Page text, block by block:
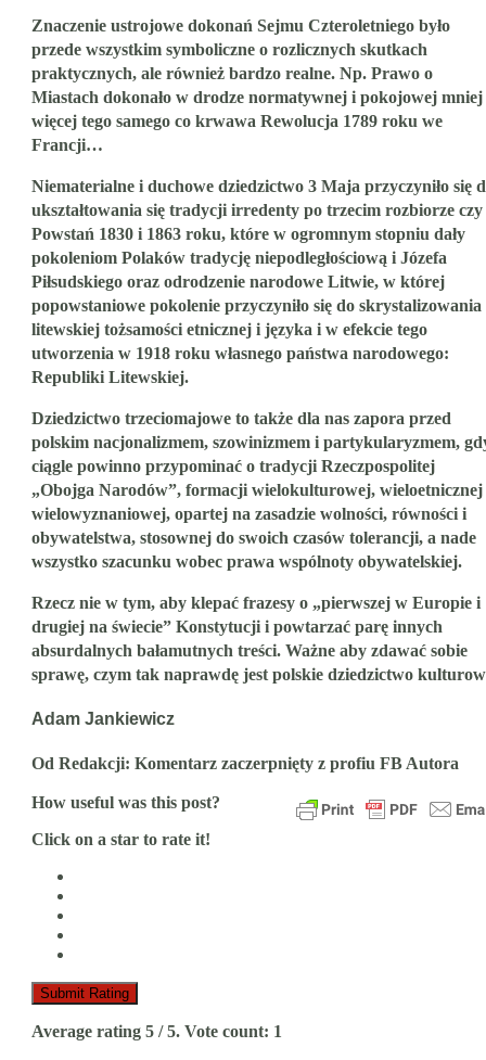
Znaczenie ustrojowe dokonań Sejmu Czteroletniego było
przede wszystkim symboliczne o rozlicznych skutkach
praktycznych, ale również bardzo realne. Np. Prawo o
Miastach dokonało w drodze normatywnej i pokojowej mniej
więcej tego samego co krwawa Rewolucja 1789 roku we
Francji…
Niematerialne i duchowe dziedzictwo 3 Maja przyczyniło się
ukształtowania się tradycji irredenty po trzecim rozbiorze czy
Powstań 1830 i 1863 roku, które w ogromnym stopniu dały
pokoleniom Polaków tradycję niepodległościową i Józefa
Piłsudskiego oraz odrodzenie narodowe Litwie, w której
popowstaniowe pokolenie przyczyniło się do skrystalizowania
litewskiej tożsamości etnicznej i języka i w efekcie tego
utworzenia w 1918 roku własnego państwa narodowego:
Republiki Litewskiej.
Dziedzictwo trzeciomajowe to także dla nas zapora przed
polskim nacjonalizmem, szowinizmem i partykularyzmem,
ciągle powinno przypominać o tradycji Rzeczpospolitej
„Obojga Narodów”, formacji wielokulturowej, wieloetnicznej
wielowyznaniowej, opartej na zasadzie wolności, równości i
obywatelstwa, stosownej do swoich czasów tolerancji, a nade
wszystko szacunku wobec prawa wspólnoty obywatelskiej.
Rzecz nie w tym, aby klepać frazesy o „pierwszej w Europie i
drugiej na świecie” Konstytucji i powtarzać parę innych
absurdalnych bałamutnych treści. Ważne aby zdawać sobie
sprawę, czym tak naprawdę jest polskie dziedzictwo
Adam Jankiewicz
Od Redakcji: Komentarz zaczerpnięty z profiu FB Autora
How useful was this post?
Click on a star to rate it!
Submit Rating
Average rating 5 / 5. Vote count: 1